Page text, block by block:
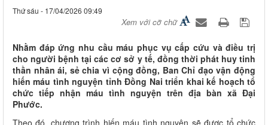
Thứ sáu - 17/04/2026 09:49
Xem với cỡ chữ
Nhằm đáp ứng nhu cầu máu phục vụ cấp cứu và điều trị
cho người bệnh tại các cơ sở y tế, đồng thời phát huy tinh
thần nhân ái, sẻ chia vì cộng đồng, Ban Chỉ đạo vận động
hiến máu tình nguyện tỉnh Đồng Nai triển khai kế hoạch tổ
chức tiếp nhận máu tình nguyện trên địa bàn xã Đại
Phước.
Theo đó, chương trình hiến máu tình nguyện sẽ được tổ chức